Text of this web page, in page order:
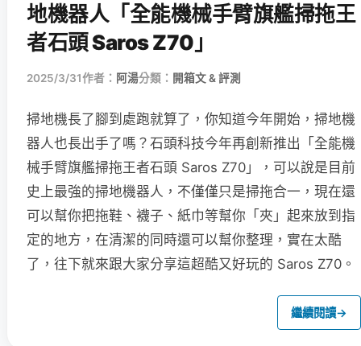
地機器人「全能機械手臂旗艦掃拖王
者石頭 Saros Z70」
2025/3/31作者： 阿湯分類： 開箱文 & 評測
掃地機長了腳到處跑就算了，你知道今年開始，掃地機
器人也長出手了嗎？石頭科技今年再創新推出「全能機
械手臂旗艦掃拖王者石頭 Saros Z70」，可以說是目前
史上最強的掃地機器人，不僅僅只是掃拖合一，現在還
可以幫你把拖鞋、襪子、紙巾等幫你「夾」起來放到指
定的地方，在清潔的同時還可以幫你整理，實在太酷
了，往下就來跟大家分享這超酷又好玩的 Saros Z70。
繼續閱讀→